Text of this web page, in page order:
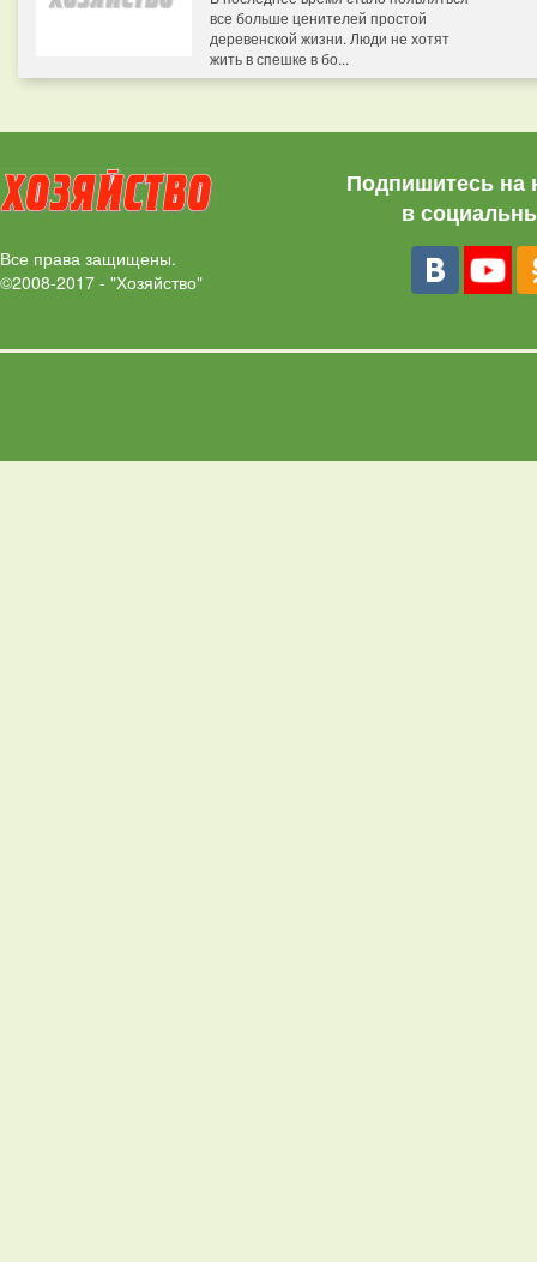
все больше ценителей простой
деревенской жизни. Люди не хотят
жить в спешке в бо...
Все права защищены.
©2008-2017 - "Хозяйство"
Подпишитесь на
в